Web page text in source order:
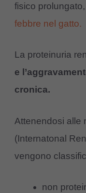
fisico
febbre nel gatto.
La proteinuria
e
cronica.
Attenendosi alle
(Internatonal
vengono
non